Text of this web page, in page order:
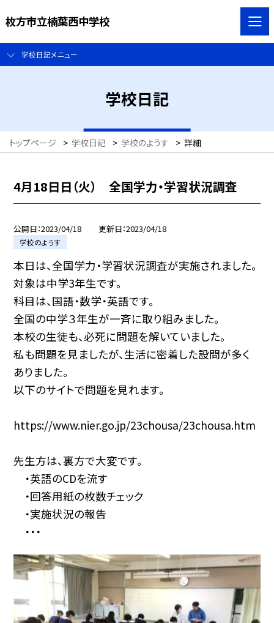
枚方市立楠葉西中学校
学校日記メニュー
学校日記
トップページ > 学校日記 > 学校のようす > 詳細
4月18日日（火） 全国学力・学習状況調査
公開日 2023/04/18 更新日 2023/04/18
学校のようす
本日は、全国学力・学習状況調査が実施されました。
対象は中学3年生です。
科目は、国語・数学・英語です。
全国の中学３年生が一斉に取り組みました。
本校の生徒も、必死に問題を解いていました。
私も問題を見ましたが、生活に密着した設問が多く
ありました。
以下のサイトで問題を見れます。
https://www.nier.go.jp/23chousa/23chousa.htm
先生方は、裏方で大変です。
・英語のCDを流す
・回答用紙の枚数チェック
・実施状況の報告
・・・